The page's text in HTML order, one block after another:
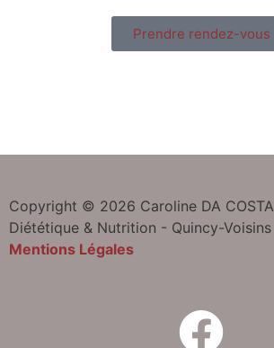
Prendre rendez-vous
Copyright © 2026 Caroline DA COSTA
Diététique & Nutrition - Quincy-Voisins
Mentions Légales